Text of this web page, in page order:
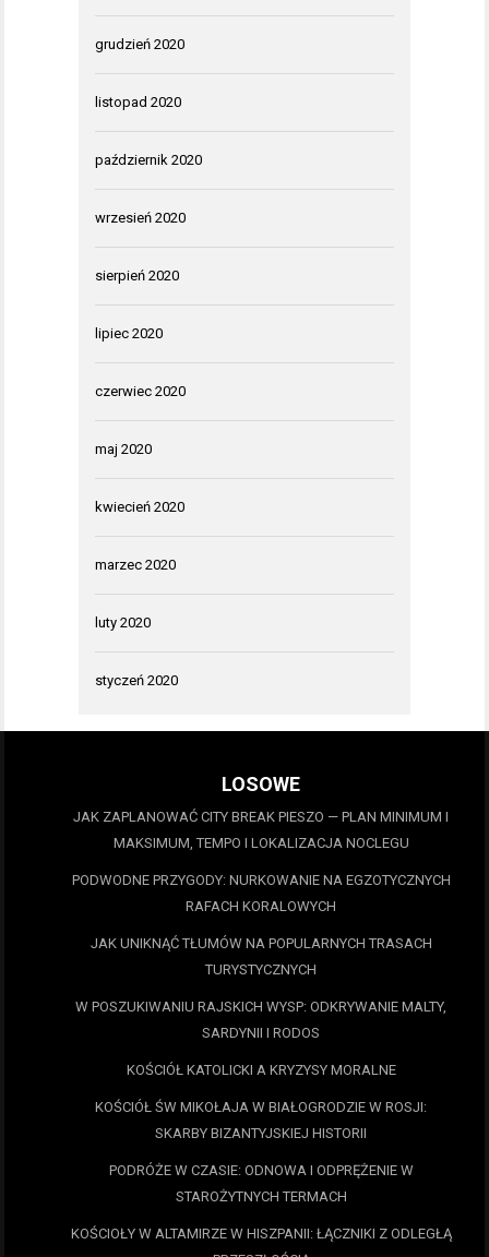
grudzień 2020
listopad 2020
październik 2020
wrzesień 2020
sierpień 2020
lipiec 2020
czerwiec 2020
maj 2020
kwiecień 2020
marzec 2020
luty 2020
styczeń 2020
LOSOWE
JAK ZAPLANOWAĆ CITY BREAK PIESZO — PLAN MINIMUM I
MAKSIMUM, TEMPO I LOKALIZACJA NOCLEGU
PODWODNE PRZYGODY: NURKOWANIE NA EGZOTYCZNYCH
RAFACH KORALOWYCH
JAK UNIKNĄĆ TŁUMÓW NA POPULARNYCH TRASACH
TURYSTYCZNYCH
W POSZUKIWANIU RAJSKICH WYSP: ODKRYWANIE MALTY,
SARDYNII I RODOS
KOŚCIÓŁ KATOLICKI A KRYZYSY MORALNE
KOŚCIÓŁ ŚW MIKOŁAJA W BIAŁOGRODZIE W ROSJI:
SKARBY BIZANTYJSKIEJ HISTORII
PODRÓŻE W CZASIE: ODNOWA I ODPRĘŻENIE W
STAROŻYTNYCH TERMACH
KOŚCIOŁY W ALTAMIRZE W HISZPANII: ŁĄCZNIKI Z ODLEGŁĄ